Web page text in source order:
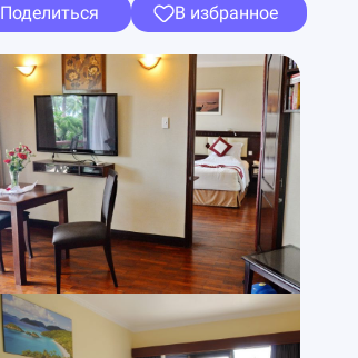
Поделиться В избранное